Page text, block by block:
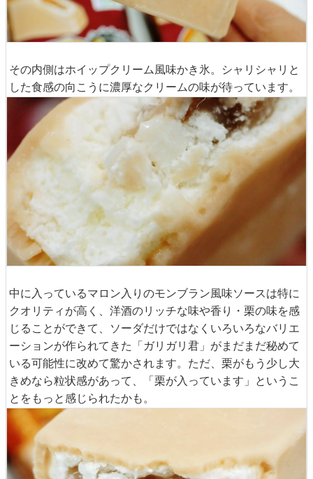
その内側はホイップクリーム風味かき氷。シャリシャリと
した食感の向こうに濃厚なクリームの味が待っています。
中に入っているマロン入りのモンブラン風味ソースは特に
クオリティが高く、洋酒のリッチな味や香り・栗の味を感
じることができて、ソーダだけではなくいろいろなバリエ
ーションが作られてきた「ガリガリ君」がまだまだ秘めて
いる可能性に改めて驚かされます。ただ、栗がもう少し大
きめなら粒状感があって、「栗が入っています」というこ
とをもっと感じられたかも。